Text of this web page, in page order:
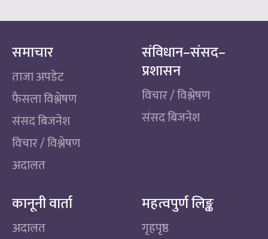
समाचार
ताजा अपडेट
फैसला विश्लेषण
संसद बिजनेश
विचार / विश्लेषण
अदालत
संविधान–संसद–
प्रशासन
विचार / विश्लेषण
संसद बिजनेश
कानूनी वार्ता
अदालत
महत्वपुर्ण लिङ्क
गृहपृष्ठ